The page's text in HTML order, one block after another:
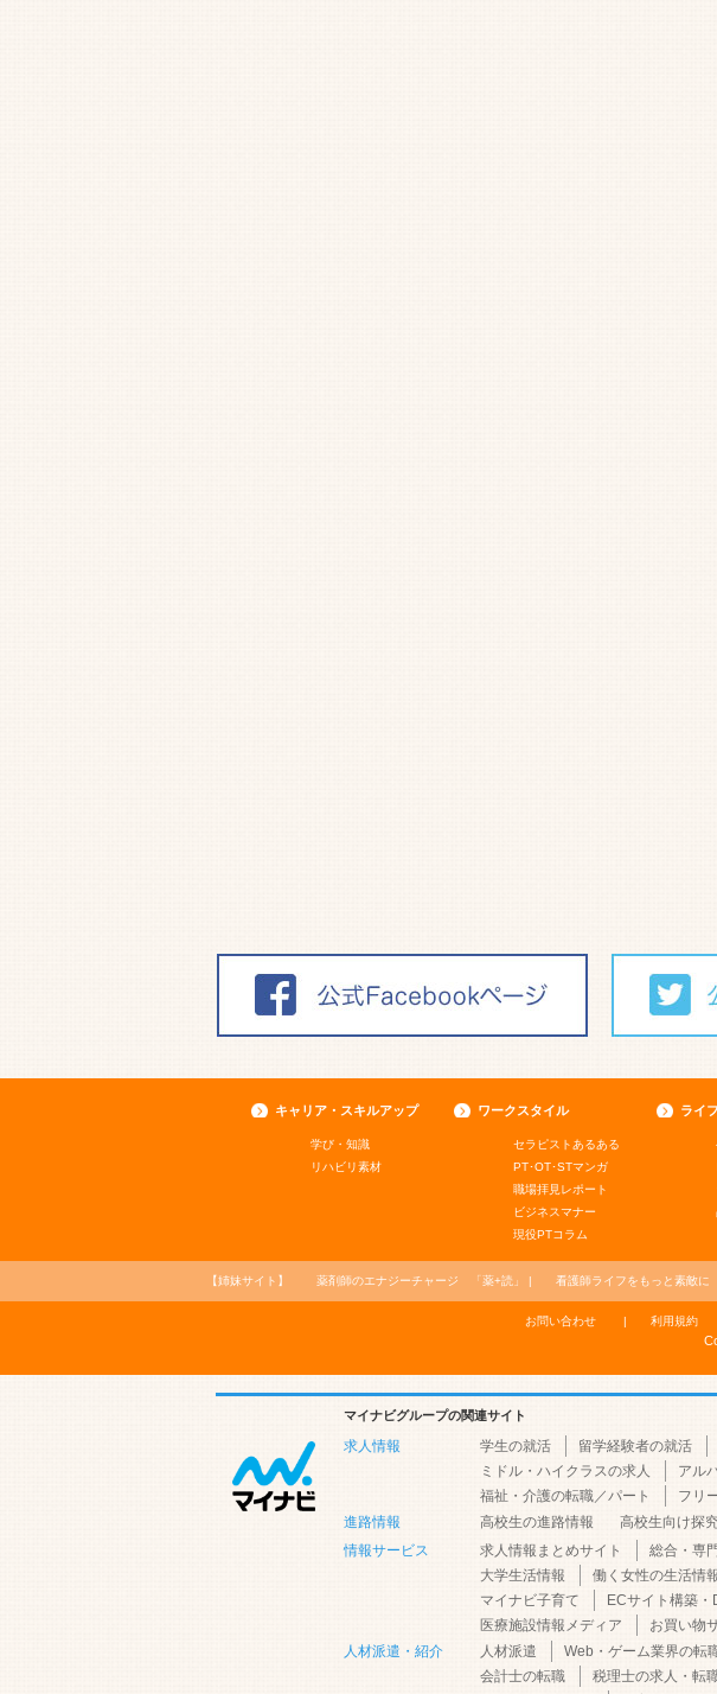
キャリア・スキルアップ
学び・知識
リハビリ素材
ワークスタイル
セラピストあるある
PT･OT･STマンガ
職場拝見レポート
ビジネスマナー
現役PTコラム
ライ
【姉妹サイト】 薬剤師のエナジーチャージ 「薬+読」 看護師ライフをもっと素敵に
お問い合わせ 利用規約
マイナビグループの関連サイト
求人情報 学生の就活 留学経験者の就活
ミドル・ハイクラスの求人
アル
福祉・介護の転職／パート
フリ
進路情報
高校生の進路情報
高校生向け探
情報サービス
求人情報まとめサイト 総合・専
大学生活情報
働く女性の生活情
マイナビ子育て
ECサイト構築
医療施設情報メディア
お買い物
人材派遣・紹介
人材派遣 Web・ゲーム業界の転
会計士の転職
税理士の求人・転